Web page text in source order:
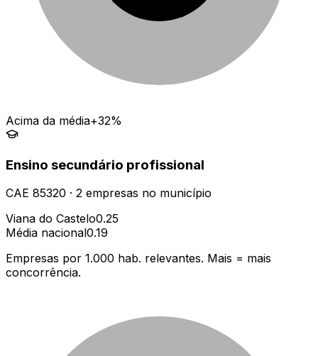
Acima da média+32%
Ensino secundário profissional
CAE 85320 · 2 empresas no município
Viana do Castelo0.25
Média nacional0.19
Empresas por 1.000 hab. relevantes. Mais = mais
concorrência.